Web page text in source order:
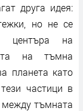
друга идея:
но не се
центъра на
на тъмна
планета като
частици в
между тъмната